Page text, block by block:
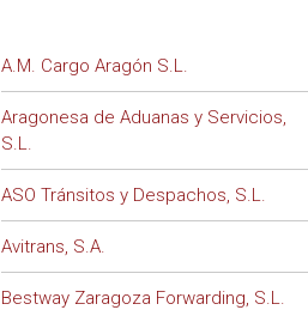
A.M. Cargo Aragón S.L.
Aragonesa de Aduanas y Servicios,
S.L.
ASO Tránsitos y Despachos, S.L.
Avitrans, S.A.
Bestway Zaragoza Forwarding, S.L.